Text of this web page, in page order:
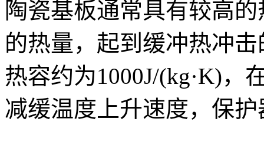
陶瓷基板通常具有较高
的热量，起到缓冲热冲
热容约为1000J/(kg·K)，
减缓温度上升速度，保